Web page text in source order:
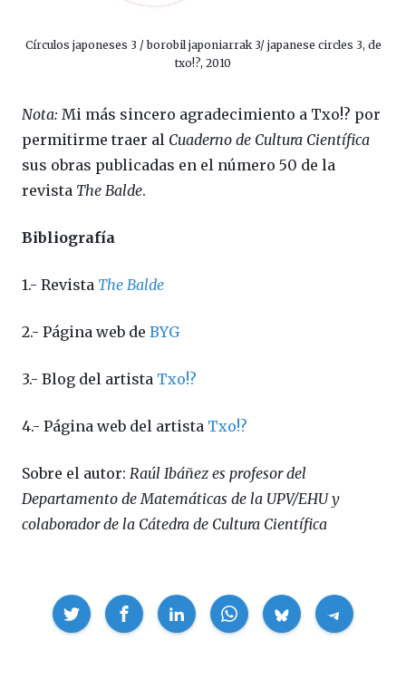
Círculos japoneses 3 / borobil japoniarrak 3/ japanese circles 3, de
txo!?, 2010
Nota: Mi más sincero agradecimiento a Txo!? por
permitirme traer al Cuaderno de Cultura Científica
sus obras publicadas en el número 50 de la
revista The Balde.
Bibliografía
1.- Revista The Balde
2.- Página web de BYG
3.- Blog del artista Txo!?
4.- Página web del artista Txo!?
Sobre el autor: Raúl Ibáñez es profesor del
Departamento de Matemáticas de la UPV/EHU y
colaborador de la Cátedra de Cultura Científica
Compartir